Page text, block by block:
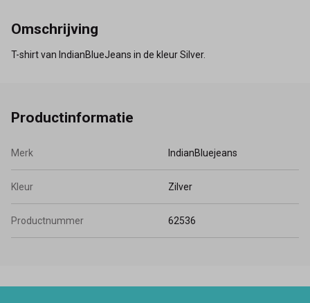
Omschrijving
T-shirt van IndianBlueJeans in de kleur Silver.
Productinformatie
Merk IndianBluejeans
Kleur Zilver
Productnummer 62536